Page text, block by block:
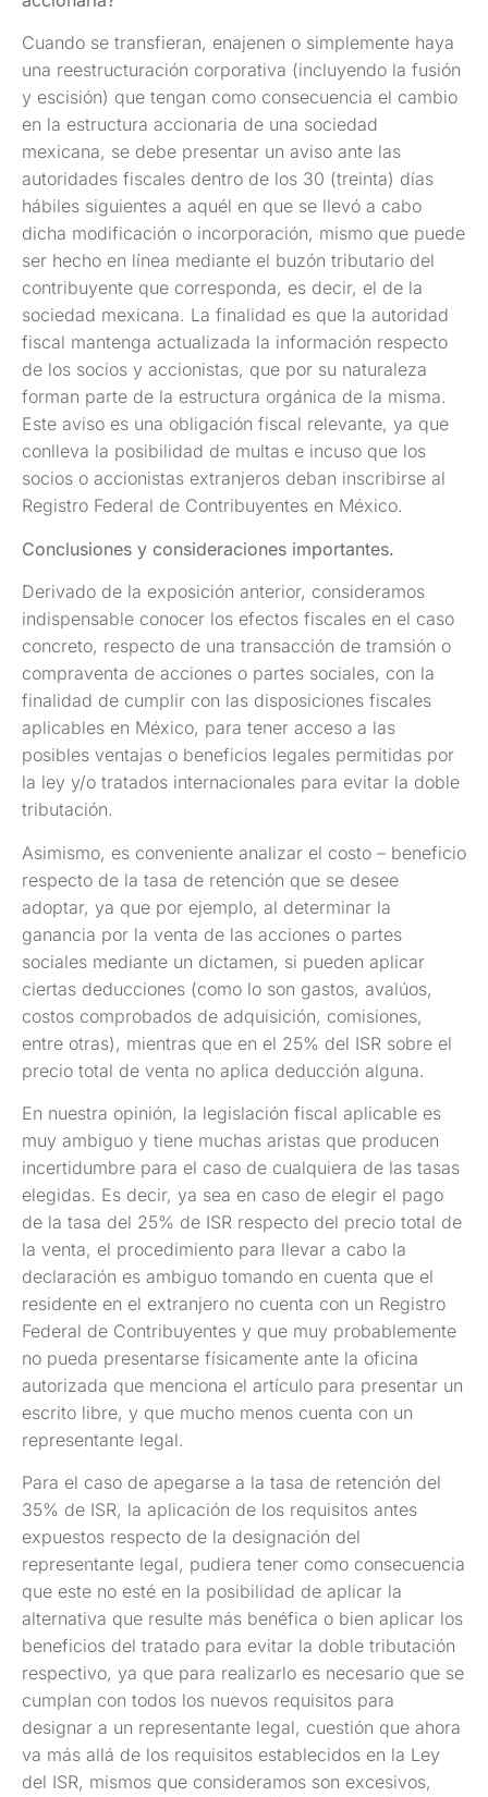
Cuando se transfieran, enajenen o simplemente haya
una reestructuración corporativa (incluyendo la fusión
y escisión) que tengan como consecuencia el cambio
en la estructura accionaria de una sociedad
mexicana, se debe presentar un aviso ante las
autoridades fiscales dentro de los 30 (treinta) días
hábiles siguientes a aquél en que se llevó a cabo
dicha modificación o incorporación, mismo que puede
ser hecho en línea mediante el buzón tributario del
contribuyente que corresponda, es decir, el de la
sociedad mexicana. La finalidad es que la autoridad
fiscal mantenga actualizada la información respecto
de los socios y accionistas, que por su naturaleza
forman parte de la estructura orgánica de la misma.
Este aviso es una obligación fiscal relevante, ya que
conlleva la posibilidad de multas e incuso que los
socios o accionistas extranjeros deban inscribirse al
Registro Federal de Contribuyentes en México.
Conclusiones y consideraciones importantes.
Derivado de la exposición anterior, consideramos
indispensable conocer los efectos fiscales en el caso
concreto, respecto de una transacción de tramsión o
compraventa de acciones o partes sociales, con la
finalidad de cumplir con las disposiciones fiscales
aplicables en México, para tener acceso a las
posibles ventajas o beneficios legales permitidas por
la ley y/o tratados internacionales para evitar la doble
tributación.
Asimismo, es conveniente analizar el costo – beneficio
respecto de la tasa de retención que se desee
adoptar, ya que por ejemplo, al determinar la
ganancia por la venta de las acciones o partes
sociales mediante un dictamen, si pueden aplicar
ciertas deducciones (como lo son gastos, avalúos,
costos comprobados de adquisición, comisiones,
entre otras), mientras que en el 25% del ISR sobre el
precio total de venta no aplica deducción alguna.
En nuestra opinión, la legislación fiscal aplicable es
muy ambiguo y tiene muchas aristas que producen
incertidumbre para el caso de cualquiera de las tasas
elegidas. Es decir, ya sea en caso de elegir el pago
de la tasa del 25% de ISR respecto del precio total de
la venta, el procedimiento para llevar a cabo la
declaración es ambiguo tomando en cuenta que el
residente en el extranjero no cuenta con un Registro
Federal de Contribuyentes y que muy probablemente
no pueda presentarse físicamente ante la oficina
autorizada que menciona el artículo para presentar un
escrito libre, y que mucho menos cuenta con un
representante legal.
Para el caso de apegarse a la tasa de retención del
35% de ISR, la aplicación de los requisitos antes
expuestos respecto de la designación del
representante legal, pudiera tener como consecuencia
que este no esté en la posibilidad de aplicar la
alternativa que resulte más benéfica o bien aplicar los
beneficios del tratado para evitar la doble tributación
respectivo, ya que para realizarlo es necesario que se
cumplan con todos los nuevos requisitos para
designar a un representante legal, cuestión que ahora
va más allá de los requisitos establecidos en la Ley
del ISR, mismos que consideramos son excesivos,